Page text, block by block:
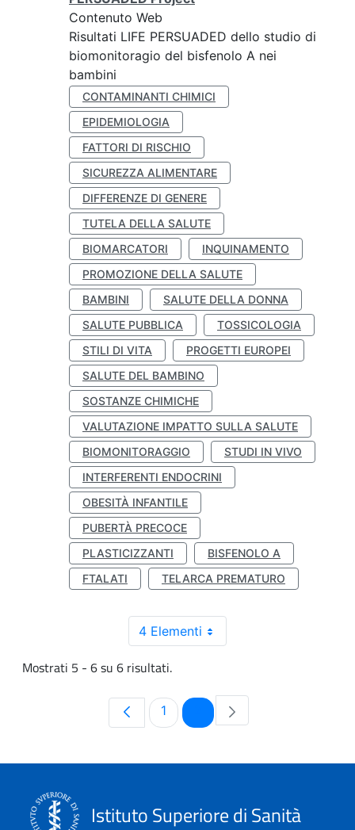
Contenuto Web
Risultati LIFE PERSUADED dello studio di
biomonitoragio del bisfenolo A nei
bambini
CONTAMINANTI CHIMICI
EPIDEMIOLOGIA
FATTORI DI RISCHIO
SICUREZZA ALIMENTARE
DIFFERENZE DI GENERE
TUTELA DELLA SALUTE
BIOMARCATORI
INQUINAMENTO
PROMOZIONE DELLA SALUTE
BAMBINI
SALUTE DELLA DONNA
SALUTE PUBBLICA
TOSSICOLOGIA
STILI DI VITA
PROGETTI EUROPEI
SALUTE DEL BAMBINO
SOSTANZE CHIMICHE
VALUTAZIONE IMPATTO SULLA SALUTE
BIOMONITORAGGIO
STUDI IN VIVO
INTERFERENTI ENDOCRINI
OBESITÀ INFANTILE
PUBERTÀ PRECOCE
PLASTICIZZANTI
BISFENOLO A
FTALATI
TELARCA PREMATURO
4 Elementi
Mostrati 5 - 6 su 6 risultati.
Pagina
1 Pagina
Istituto Superiore di Sanità